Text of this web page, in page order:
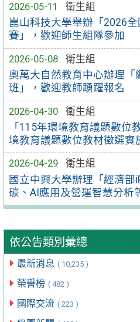
2026-05-11
衛生組
崑山科技大學舉辦「2026
賽」，歡迎師生組隊參加
2026-05-08
衛生組
奧萬大自然教育中心辦理「
班」，歡迎教師踴躍報名
2026-04-30
衛生組
「115年環境教育議題數位
境教育議題數位教材徵選實
2026-04-29
衛生組
國立中興大學辦理「經濟部
碳、AI應用及營運智慧分析
依公告類別彙總
最新消息 ( 10,235 )
榮譽榜 ( 482 )
國際交流 ( 223 )